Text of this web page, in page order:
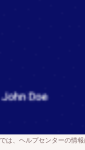
は、ヘルプセンターの情